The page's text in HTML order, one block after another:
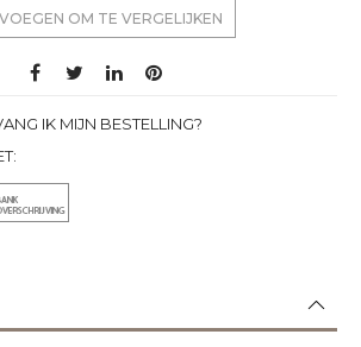
OM TE VERGELIJKEN
IK MIJN BESTELLING?